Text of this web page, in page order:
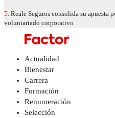
5. Reale Seguros consolida su apuesta
voluntariado corporativo
Actualidad
Bienestar
Carrera
Formación
Remuneración
Selección